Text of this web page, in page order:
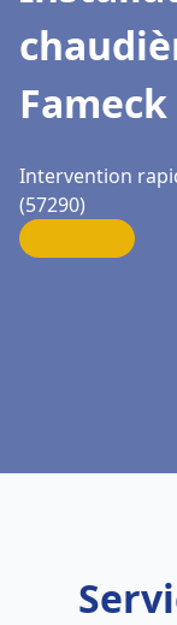
Fameck
Intervention
(57290)